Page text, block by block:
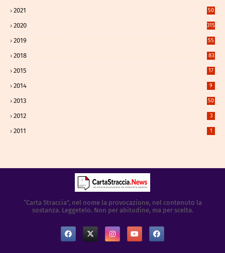
2021
50
8
2020
315
2
2019 55
2018
83
9
2015 17
2014 9
2013
50
5
2012 3
2011 1
“Carta Straccia”, nel nome la provocazione, nel contenuto la
sostanza. Leggetelo. Non per abitudine, ma per scelta.